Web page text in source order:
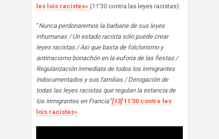
les lois racistes» (11’30 contra las leyes racistas):
“Nunca perdonaremos la barbarie de sus leyes
inhumanas / Un estado racista sólo puede crear
leyes racistas / Así que basta de folclorismo y
antirracismo bonachón en la euforia de las fiestas /
Regularización inmediata de todos los inmigrantes
indocumentados y sus familias / Derogación de
todas las leyes racistas que regulan la estancia de
los inmigrantes en Francia”[13] 11’30 contre les
lois racistes»